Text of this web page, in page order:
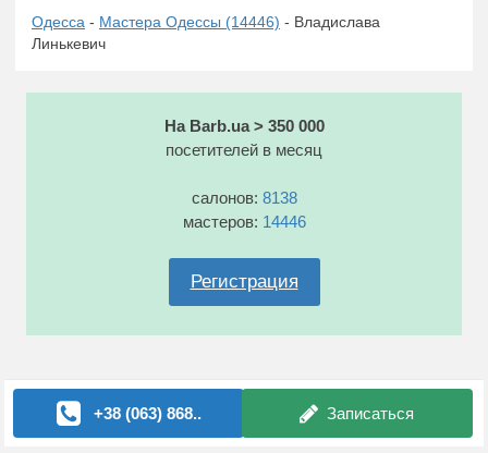
Одесса - Мастера Одессы (14446) - Владислава
Линькевич
На Barb.ua > 350 000
посетителей в месяц
салонов: 8138
мастеров: 14446
Регистрация
+38 (063) 868.. Записаться